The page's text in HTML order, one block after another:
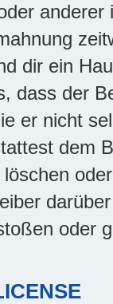
dir ein
dass der
er nicht
dem
oder